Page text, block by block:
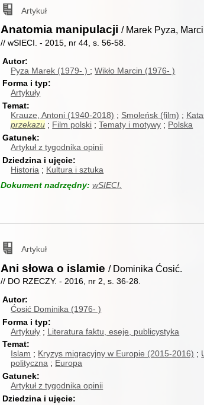
Artykuł
Anatomia manipulacji / Marek Pyza,
// wSIECI. - 2015, nr 44, s. 56-58.
Autor
Pyza Marek (1979- )
Wikło Marcin (1976- )
Forma i typ
Artykuły
Temat
Krauze, Antoni (1940-2018)
Smoleńsk (film)
przekazu
Film polski Tematy i motywy
Polska
Gatunek
Artykuł z tygodnika opinii
Dziedzina i ujęcie
Historia
Kultura i sztuka
Dokument nadrzędny: wSIECI.
Artykuł
Ani słowa o islamie / Dominika Ćosić.
// DO RZECZY. - 2016, nr 2, s. 36-28.
Autor
Ćosić Dominika (1976- )
Forma i typ
Artykuły
Literatura faktu, eseje, publicystyka
Temat
Islam
Kryzys migracyjny w Europie (2015-2016)
polityczna
Europa
Gatunek
Artykuł z tygodnika opinii
Dziedzina i ujęcie